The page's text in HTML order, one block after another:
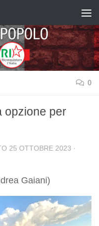
0
opzione per
25 OTTOBRE 2023 ·
Gaiani)